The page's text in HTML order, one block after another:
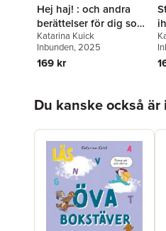
Hej haj! : och andra
berättelser för dig som
vill börja läsa, Läs-nivå
1
Katarina Kuick
Inbunden, 2025
169 kr
Du kanske också